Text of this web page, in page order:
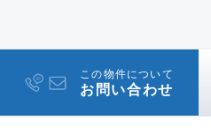
この物件について
お問い合わせ